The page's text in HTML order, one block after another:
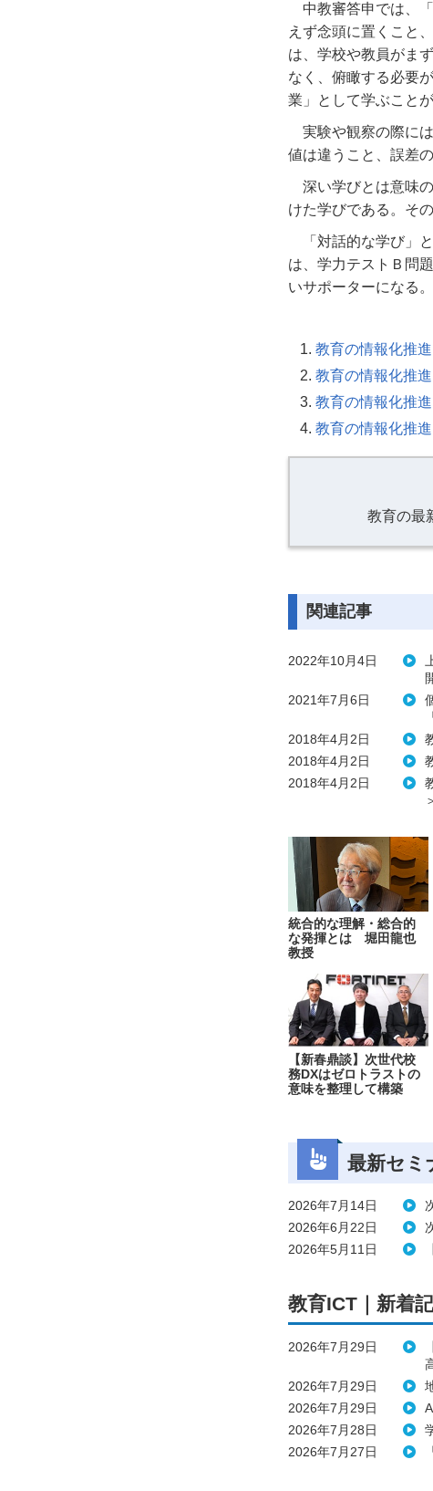
中教審答申では、
えず念頭に置くこと
は、学校や教員がま
なく、俯瞰する必要
業」として学ぶこと
実験や観察の際に
値は違うこと、誤差
深い学びとは意味
けた学びである。そ
「対話的な学び」
は、学力テストＢ問
いサポーターになる。
教育の情報化推
教育の情報化推
教育の情報化推
教育の情報化推
教育の最
関連記事
2022年10月4日
2021年7月6日
2018年4月2日
2018年4月2日
2018年4月2日
統合的な理解・総合的
な発揮とは 堀田龍也
教授
【新春鼎談】次世代校
務DXはゼロトラストの
意味を整理して構築
最新セミ
2026年7月14日
2026年6月22日
2026年5月11日
教育ICT｜新着
2026年7月29日
2026年7月29日
2026年7月29日
2026年7月28日
2026年7月27日